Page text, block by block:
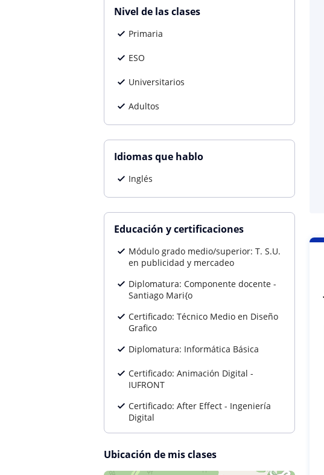
Nivel de las clases
Primaria
ESO
Universitarios
Adultos
Idiomas que hablo
Inglés
Educación y certificaciones
Módulo grado medio/superior: T. S.U.
en publicidad y mercadeo
Diplomatura: Componente docente -
Santiago Mari{o
Certificado: Técnico Medio en Diseño
Grafico
Diplomatura: Informática Básica
Certificado: Animación Digital -
IUFRONT
Certificado: After Effect - Ingeniería
Digital
Ubicación de mis clases